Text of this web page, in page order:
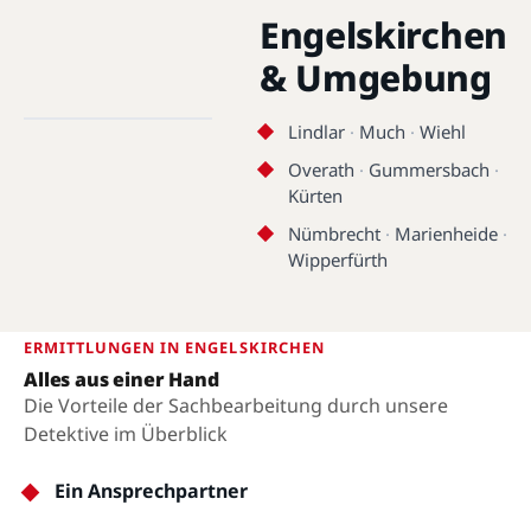
Engelskirchen
& Umgebung
Lindlar· Much · Wiehl
Overath · Gummersbach ·
Kürten
Nümbrecht· Marienheide·
Wipperfürth
ERMITTLUNGEN IN ENGELSKIRCHEN
Alles aus einer Hand
Die Vorteile der Sachbearbeitung durch unsere
Detektive im Überblick
Ein Ansprechpartner